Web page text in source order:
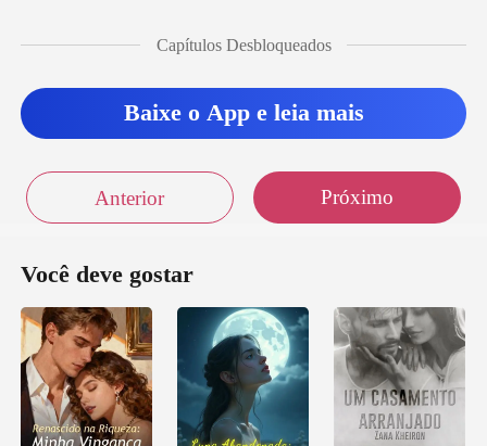
Capítulos Desbloqueados
Baixe o App e leia mais
Anterior Próximo
Você deve gostar